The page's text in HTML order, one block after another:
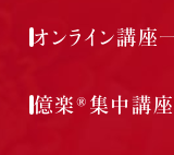
オンライン講座
億楽®集中講座